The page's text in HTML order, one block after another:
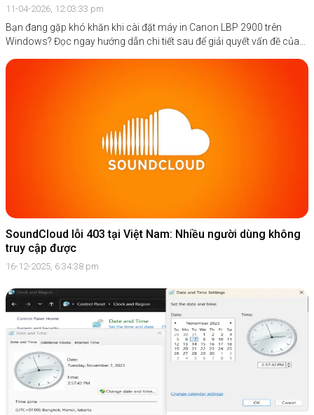
11-04-2026, 12:03:33 pm
Bạn đang gặp khó khăn khi cài đặt máy in Canon LBP 2900 trên
Windows? Đọc ngay hướng dẫn chi tiết sau để giải quyết vấn đề của
SoundCloud lỗi 403 tại Việt Nam: Nhiều người dùng không
truy cập được
16-12-2025, 6:34:38 pm